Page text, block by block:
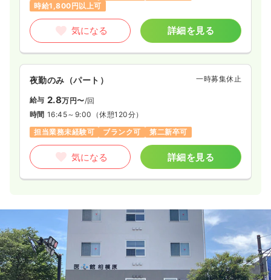
時給1,800円以上可
気になる 詳細を見る
夜勤のみ（パート） 一時募集休止
給与 2.8万円〜/回
時間 16:45～9:00 （休憩120分）
担当業務未経験可
ブランク可 第二新卒可
気になる 詳細を見る